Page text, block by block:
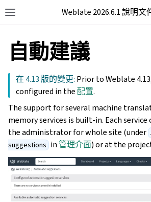
Weblate 2026.6.1 說明文
自動建議
在 4.13 版的變更: Prior to Weblate
configured in the配置.
The support for several machine
memory services is built-in. Each service
the administrator for whole site (under
suggestions in管理介面) or at the